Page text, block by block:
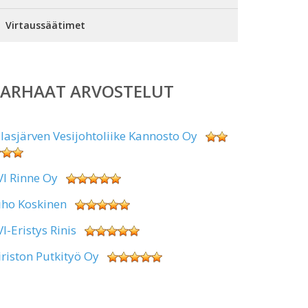
Virtaussäätimet
ARVOSTELUT
Vesijohtoliike Kannosto Oy
Rinne Oy
Koskinen
Eristys Rinis
Putkityö Oy